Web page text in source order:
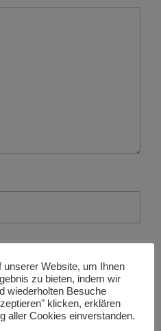
Website, um Ihnen
zu bieten, indem wir
wiederholten Besuche
klicken, erklären
aller Cookies einverstanden.